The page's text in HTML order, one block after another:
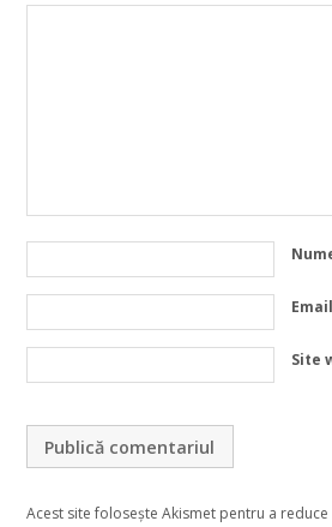
Email
Site
Acest site folosește Akismet pentru a reduce